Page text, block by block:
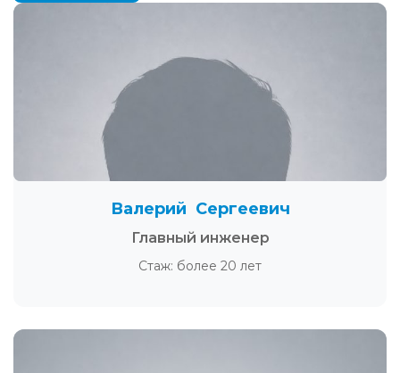
Валерий Сергеевич
Главный инженер
Стаж: более 20 лет